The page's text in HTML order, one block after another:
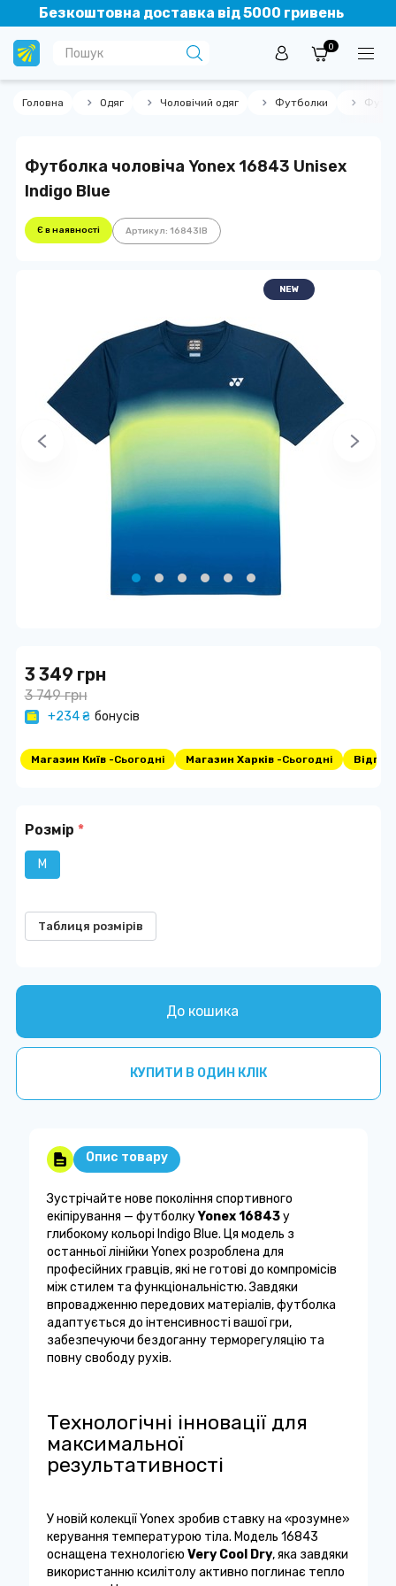
Безкоштовна доставка від 5000 гривень
0
Головна Одяг Чоловічий одяг Футболки
Футболка чоловіча Yonex 16843 Unisex
Indigo Blue
Є в наявності Артикул: 16843IB
NEW
3 349 грн
3 749 грн
+234 ₴ бонусів
Магазин Київ -Сьогодні Магазин Харків -Сьогодні
Розмір *
M
Таблиця розмірів
До кошика
КУПИТИ В ОДИН КЛІК
Опис товару
Зустрічайте нове покоління спортивного
екіпірування — футболкуYonex 16843у
глибокому кольорі Indigo Blue. Ця модель з
останньої лінійки Yonex розроблена для
професійних гравців, які не готові до компромісів
між стилем та функціональністю. Завдяки
впровадженню передових матеріалів, футболка
адаптується до інтенсивності вашої гри,
забезпечуючи бездоганну терморегуляцію та
повну свободу рухів.
Технологічні інновації для
максимальної
результативності
У новій колекції Yonex зробив ставку на «розумне»
керування температурою тіла. Модель 16843
оснащена технологією Very Cool Dry, яка завдяки
використанню ксилітолу активно поглинає тепло